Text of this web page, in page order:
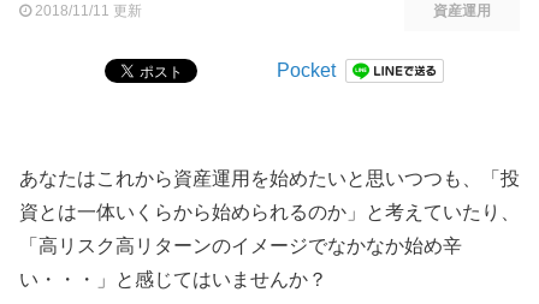
2018/11/11 更新 資産運用
Pocket
あなたはこれから資産運用を始めたいと思いつつも、「投
資とは一体いくらから始められるのか」と考えていたり、
「高リスク高リターンのイメージでなかなか始め辛
い・・・」と感じてはいませんか？